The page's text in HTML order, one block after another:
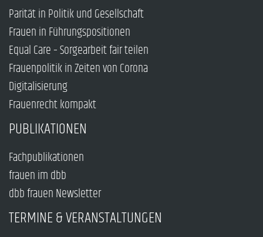
Parität in Politik und Gesellschaft
Frauen in Führungspositionen
Equal Care – Sorgearbeit fair teilen
Frauenpolitik in Zeiten von Corona
Digitalisierung
Frauenrecht kompakt
PUBLIKATIONEN
Fachpublikationen
frauen im dbb
dbb frauen Newsletter
TERMINE & VERANSTALTUNGEN